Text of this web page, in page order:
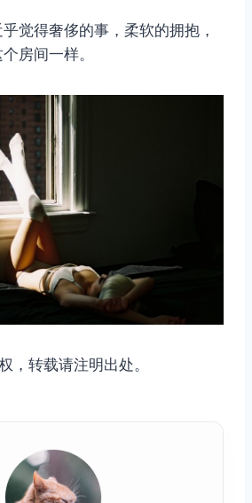
觉得奢侈的事，柔软的拥抱，
房间一样。
，转载请注明出处。